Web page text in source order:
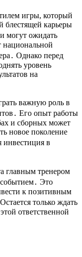
игры, который
блестящей карьеры
могут ожидать
Однако перед
уровень
на
важную роль в
Его опыт работы
и сборных может
новое поколение
инвестиция в
главным тренером
Это
к позитивным
только ждать
ответственной